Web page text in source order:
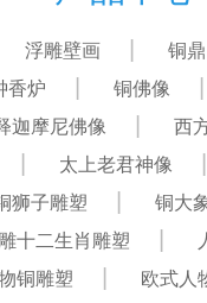
浮雕壁画 铜鼎
香炉 铜佛像
迦摩尼佛像 西
太上老君神像
狮子雕塑 铜大
十二生肖雕塑
铜雕塑 欧式人